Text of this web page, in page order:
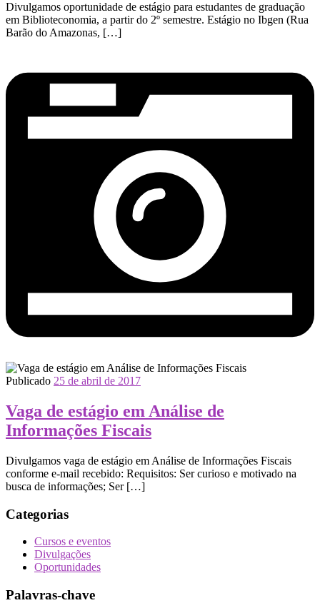
Divulgamos oportunidade de estágio para estudantes de graduação
em Biblioteconomia, a partir do 2º semestre. Estágio no Ibgen (Rua
Barão do Amazonas, […]
Publicado 25 de abril de 2017
Vaga de estágio em Análise de
Informações Fiscais
Divulgamos vaga de estágio em Análise de Informações Fiscais
conforme e-mail recebido: Requisitos: Ser curioso e motivado na
busca de informações; Ser […]
Categorias
Cursos e eventos
Divulgações
Oportunidades
Palavras-chave